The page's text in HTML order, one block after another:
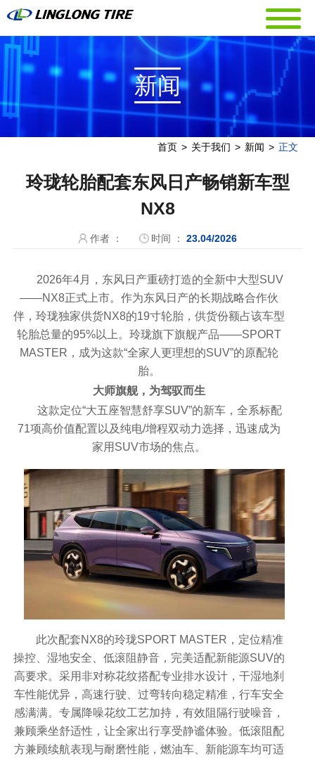
新闻
首页 > 关于我们 > 新闻 > 正文
玲珑轮胎配套东风日产畅销新车型
NX8
作者 ： 时间 ： 23.04/2026
2026年4月，东风日产重磅打造的全新中大型SUV
——NX8正式上市。作为东风日产的长期战略合作伙
伴，玲珑独家供货NX8的19寸轮胎，供货份额占该车型
轮胎总量的95%以上。玲珑旗下旗舰产品——SPORT
MASTER，成为这款“全家人更理想的SUV”的原配轮
胎。
大师旗舰，为驾驭而生
这款定位“大五座智慧舒享SUV”的新车，全系标配
71项高价值配置以及纯电/增程双动力选择，迅速成为
家用SUV市场的焦点。
此次配套NX8的玲珑SPORT MASTER，定位精准
操控、湿地安全、低滚阻静音，完美适配新能源SUV的
高要求。采用非对称花纹搭配专业排水设计，干湿地刹
车性能优异，高速行驶、过弯转向稳定精准，行车安全
感满满。专属降噪花纹工艺加持，有效阻隔行驶噪音，
兼顾乘坐舒适性，让全家出行享受静谧体验。低滚阻配
方兼顾续航表现与耐磨性能，燃油车、新能源车均可适